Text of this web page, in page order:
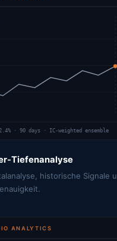
· 90 days · IC-weighted ensemble
Tiefenanalyse
historische Signale
ANALYTICS